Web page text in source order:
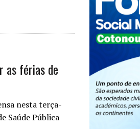
as férias de
nesta terça-
Saúde Pública